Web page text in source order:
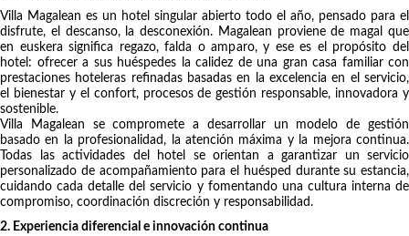
Villa Magalean es un hotel singular abierto todo el año, pensado para el
disfrute, el descanso, la desconexión. Magalean proviene de magal que
en euskera significa regazo, falda o amparo, y ese es el propósito del
hotel: ofrecer a sus huéspedes la calidez de una gran casa familiar con
prestaciones hoteleras refinadas basadas en la excelencia en el servicio,
el bienestar y el confort, procesos de gestión responsable, innovadora y
sostenible.
Villa Magalean se compromete a desarrollar un modelo de gestión
basado en la profesionalidad, la atención máxima y la mejora continua.
Todas las actividades del hotel se orientan a garantizar un servicio
personalizado de acompañamiento para el huésped durante su estancia,
cuidando cada detalle del servicio y fomentando una cultura interna de
compromiso, coordinación discreción y responsabilidad.
2. Experiencia diferencial e innovación continua